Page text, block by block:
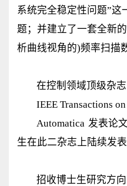
系统完全稳定性问题”这
题；并建立了一套全新
析曲线视角的)频率扫描
在控制领域顶级杂志
IEEE Transactions
Automatica 发表论
生在此二杂志上陆续发
招收博士生研究方